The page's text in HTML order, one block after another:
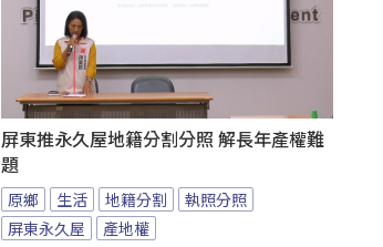
屏東推永久屋地籍分割分照 解長年產權難
題
原鄉 生活 地籍分割
執照分照
屏東永久屋
產地權